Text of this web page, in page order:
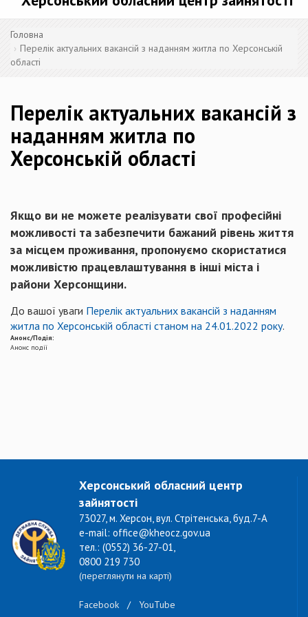
Головна
Перелік актуальних вакансій з наданням житла по Херсонській
області
Перелік актуальних вакансій з
наданням житла по
Херсонській області
Якщо ви не можете реалізувати свої професійні
можливості та забезпечити бажаний рівень життя
за місцем проживання, пропонуємо скористатися
можливістю працевлаштування в інші міста і
райони Херсонщини.
До вашої уваги Перелік актуальних вакансій з наданням
житла по Херсонській області станом на 24.01.2022 року.
Анонс/Подія:
Анонс події
Херсонський обласний центр
зайнятості
73027, м. Херсон, вул. Стрітенська, буд.7-А
e-mail: office@kheocz.gov.ua
тел.: (0552) 36-27-01,
0800 219 730
(переглянути на карті)
Facebook / YouTube